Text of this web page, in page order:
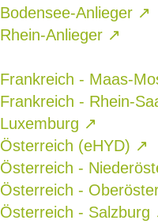
Bodensee-Anlieger ↗
Rhein-Anlieger ↗
Frankreich - Maas-
Frankreich - Rhein-
Luxemburg ↗
Österreich (eHYD) ↗
Österreich -
Österreich -
Österreich - Salzburg